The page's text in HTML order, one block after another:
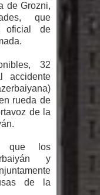
Dominicana
de
la
Evo
de Grozni,
que
oficial de
32
accidente
rueda de
de la
que los
y
de la